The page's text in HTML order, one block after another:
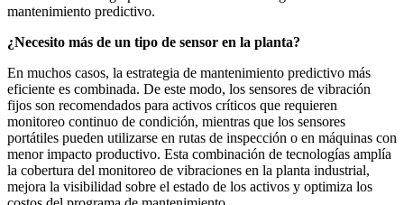
mantenimiento predictivo.
¿Necesito más de un tipo de sensor en la planta?
En muchos casos, la estrategia de mantenimiento predictivo más
eficiente es combinada. De este modo, los sensores de vibración
fijos son recomendados para activos críticos que requieren
monitoreo continuo de condición, mientras que los sensores
portátiles pueden utilizarse en rutas de inspección o en máquinas con
menor impacto productivo. Esta combinación de tecnologías amplía
la cobertura del monitoreo de vibraciones en la planta industrial,
mejora la visibilidad sobre el estado de los activos y optimiza los